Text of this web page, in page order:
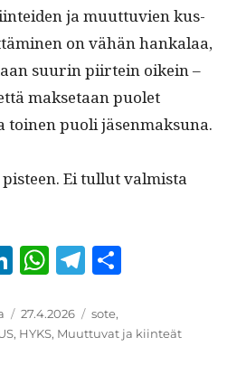
ja muut­tuvien kus­
on vähän han­kalaa,
suurin piirtein oikein –
mak­se­taan puo­let
toinen puoli jäsenmaksuna.
Ei tul­lut valmista
Li
k
e
W
at
s
T
e
g re
Julkaistu
27.4.2026 Kategoriat
sote,
, HYKS, Muuttuvat ja kiinteät